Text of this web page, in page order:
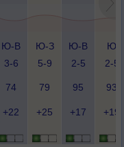
Ю-В
3-6
Ю-З
5-9
Ю-В
2-5
Ю
2-5
74 79 95 93
+22 +25 +17 +19